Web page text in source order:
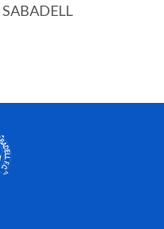
SABADELL